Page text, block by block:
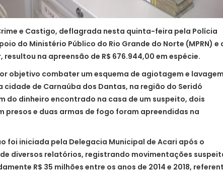
e Castigo, deflagrada nesta quinta-feira pela Polícia
do Ministério Público do Rio Grande do Norte (MPRN) e
resultou na apreensão de R$ 676.944,00 em espécie.
objetivo combater um esquema de agiotagem e lavagem
cidade de Carnaúba dos Dantas, na região do Seridó
do dinheiro encontrado na casa de um suspeito, dois
presos e duas armas de fogo foram apreendidas na
foi iniciada pela Delegacia Municipal de Acari após o
diversos relatórios, registrando movimentações
R$ 35 milhões entre os anos de 2014 e 2018,